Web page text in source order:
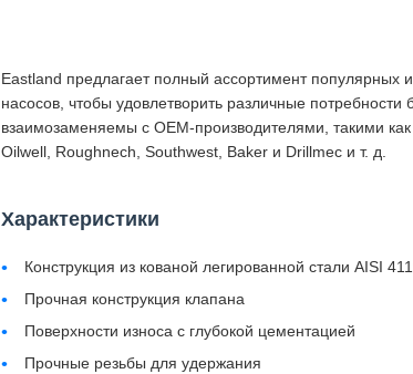
Eastland предлагает полный ассортимент
насосов, чтобы удовлетворить различные
взаимозаменяемы с OEM-производителями, такими
Oilwell, Roughnech, Southwest, Baker и Drillmec и т. д.
Характеристики
Конструкция из кованой легированной стали AISI
Прочная конструкция клапана
Поверхности износа с глубокой цементацией
Прочные резьбы для удержания